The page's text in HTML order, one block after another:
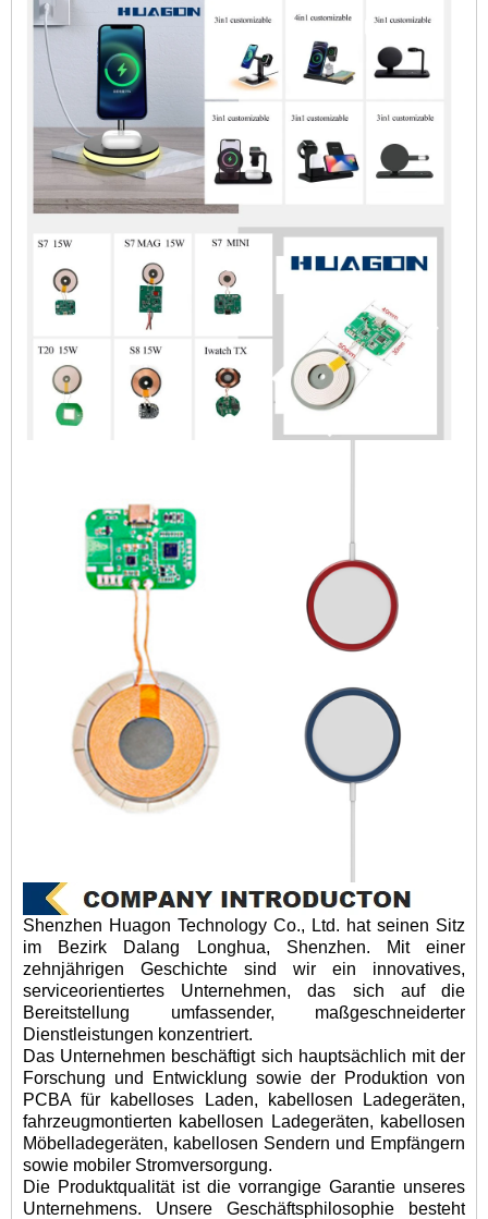
Shenzhen Huagon Technology Co., Ltd. hat seinen Sitz
im Bezirk Dalang Longhua, Shenzhen. Mit einer
zehnjährigen Geschichte sind wir ein innovatives,
serviceorientiertes Unternehmen, das sich auf die
Bereitstellung umfassender, maßgeschneiderter
Dienstleistungen konzentriert.
Das Unternehmen beschäftigt sich hauptsächlich mit der
Forschung und Entwicklung sowie der Produktion von
PCBA für kabelloses Laden, kabellosen Ladegeräten,
fahrzeugmontierten kabellosen Ladegeräten, kabellosen
Möbelladegeräten, kabellosen Sendern und Empfängern
sowie mobiler Stromversorgung.
Die Produktqualität ist die vorrangige Garantie unseres
Unternehmens. Unsere Geschäftsphilosophie besteht